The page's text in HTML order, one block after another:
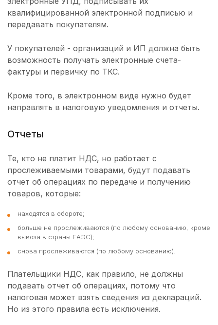
квалифицированной электронной подписью и
передавать покупателям.
У покупателей - организаций и ИП должна быть
возможность получать электронные счета-
фактуры и первичку по ТКС.
Кроме того, в электронном виде нужно будет
направлять в налоговую уведомления и отчеты.
Отчеты
Те, кто не платит НДС, но работает с
прослеживаемыми товарами, будут подавать
отчет об операциях по передаче и получению
товаров, которые:
находятся в обороте;
больше не прослеживаются (по любому основанию, кроме
вывоза в страны ЕАЭС);
снова прослеживаются (по любому основанию).
Плательщики НДС, как правило, не должны
подавать отчет об операциях, потому что
налоговая может взять сведения из деклараций.
Но из этого правила есть исключения.